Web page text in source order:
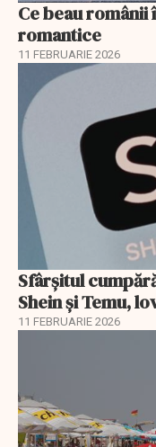
Ce beau
romantice
11 FEBRUARIE 2026
Sfârșitul
Shein și Temu,
11 FEBRUARIE 2026